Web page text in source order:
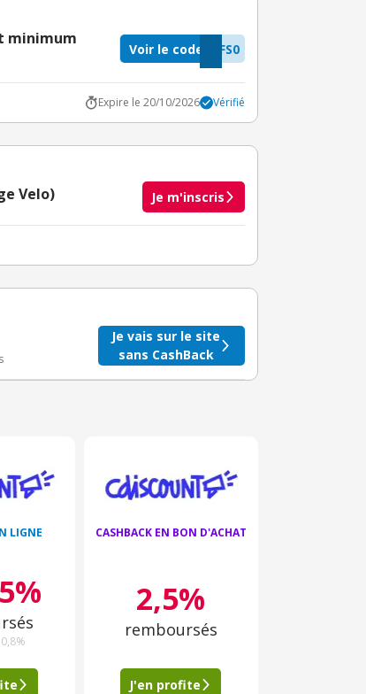
minimum
FS0
Voir le code
Expire le 20/10/2026 Vérifié
Velo) Je m'inscris
crédité après le téléchargement de l'alerte
Je vais sur le site
sans CashBack
LIGNE CASHBACK EN BON D'ACHAT
2,5%
remboursés
J'en profite